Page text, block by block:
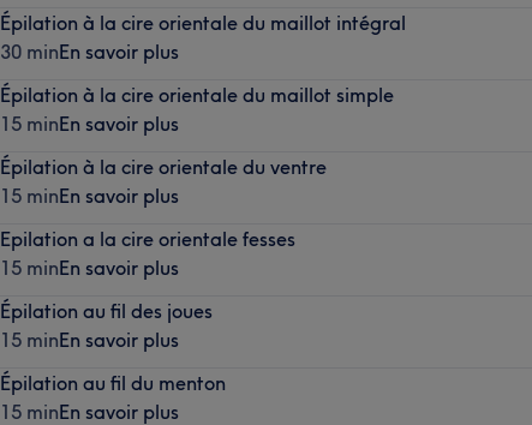
Épilation à la cire orientale du maillot intégral
30 minEn savoir plus
Épilation à la cire orientale du maillot simple
15 minEn savoir plus
Épilation à la cire orientale du ventre
15 minEn savoir plus
Epilation a la cire orientale fesses
15 minEn savoir plus
Épilation au fil des joues
15 minEn savoir plus
Épilation au fil du menton
15 minEn savoir plus